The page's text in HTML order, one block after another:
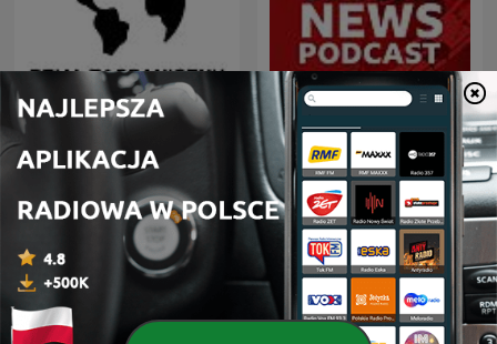
Dział Zagraniczny Global News Podcast